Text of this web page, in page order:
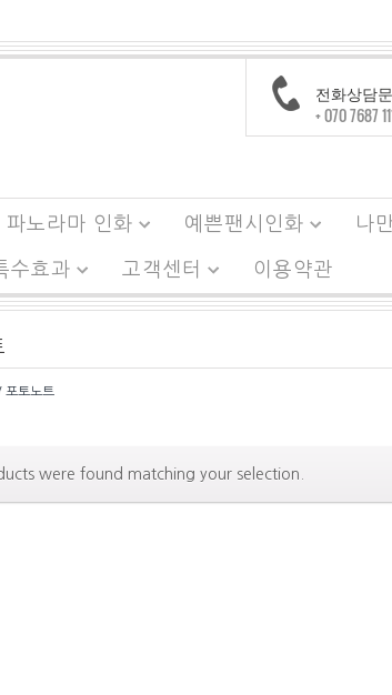
전화상담
+ 070 7687
파노라마 인화 예쁜팬시인화 나
수효과 고객센터 이용약관
포토노트
were found matching your selection.